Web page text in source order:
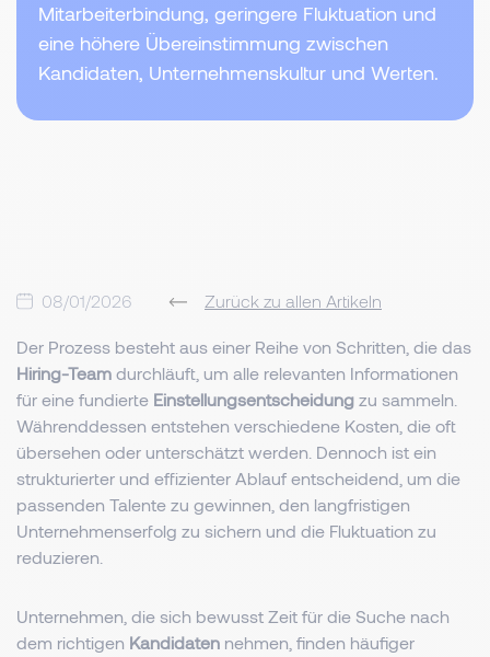
Mitarbeiterbindung, geringere Fluktuation und
eine höhere Übereinstimmung zwischen
Kandidaten, Unternehmenskultur und Werten.
08/01/2026 Zurück zu allen Artikeln
Der Prozess besteht aus einer Reihe von Schritten, die das
Hiring-Team durchläuft, um alle relevanten Informationen
für eine fundierte Einstellungsentscheidung zu sammeln.
Währenddessen entstehen verschiedene Kosten, die oft
übersehen oder unterschätzt werden. Dennoch ist ein
strukturierter und effizienter Ablauf entscheidend, um die
passenden Talente zu gewinnen, den langfristigen
Unternehmenserfolg zu sichern und die Fluktuation zu
reduzieren.
Unternehmen, die sich bewusst Zeit für die Suche nach
dem richtigen Kandidaten nehmen, finden häufiger